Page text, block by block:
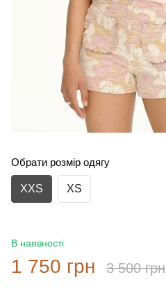
Обрати розмір одягу
XXS XS
В наявності
1 750 грн 3 500 грн